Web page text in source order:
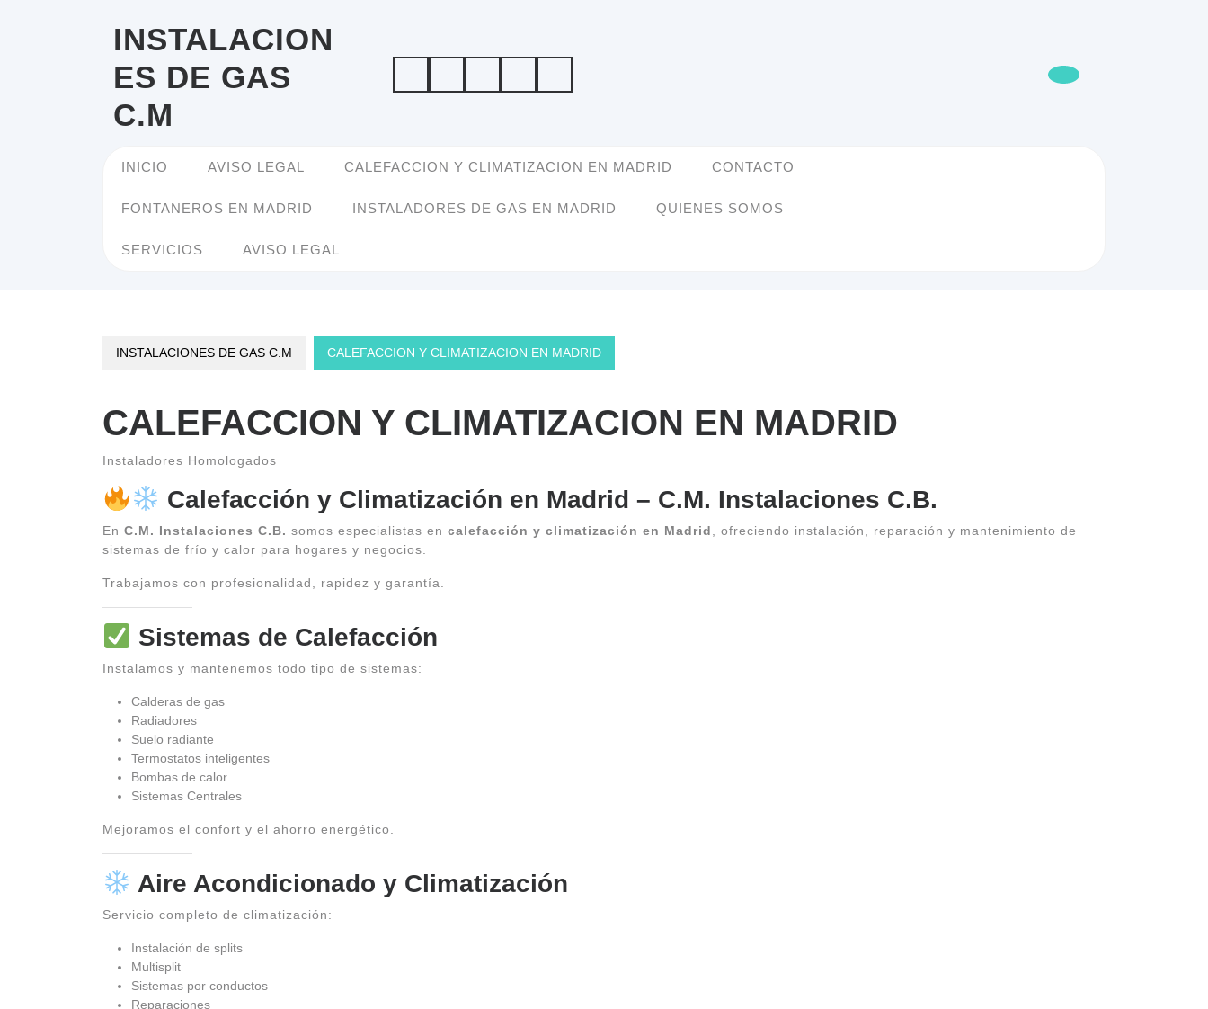
INSTALACION
ES DE GAS
C.M
INICIO AVISO LEGAL CALEFACCION Y CLIMATIZACION EN MADRID CONTACTO
FONTANEROS EN MADRID INSTALADORES DE GAS EN MADRID QUIENES SOMOS
SERVICIOS AVISO LEGAL
INSTALACIONES DE GAS C.M CALEFACCION Y CLIMATIZACION EN MADRID
CALEFACCION Y CLIMATIZACION EN MADRID
Instaladores Homologados
Calefacción y Climatización en Madrid – C.M. Instalaciones C.B.
En C.M. Instalaciones C.B. somos especialistas en calefacción y climatización en Madrid
, ofreciendo instalación, reparación y mantenimiento de
sistemas de frío y calor para hogares y negocios.
Trabajamos con profesionalidad, rapidez y garantía.
Sistemas de Calefacción
Instalamos y mantenemos todo tipo de sistemas:
Calderas de gas
Radiadores
Suelo radiante
Termostatos inteligentes
Bombas de calor
Sistemas Centrales
Mejoramos el confort y el ahorro energético.
Aire Acondicionado y Climatización
Servicio completo de climatización:
Instalación de splits
Multisplit
Sistemas por conductos
Reparaciones